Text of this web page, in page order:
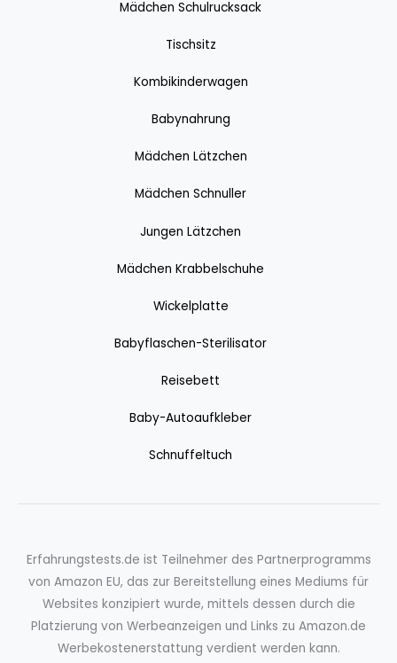
Mädchen Schulrucksack
Tischsitz
Kombikinderwagen
Babynahrung
Mädchen Lätzchen
Mädchen Schnuller
Jungen Lätzchen
Mädchen Krabbelschuhe
Wickelplatte
Babyflaschen-Sterilisator
Reisebett
Baby-Autoaufkleber
Schnuffeltuch
Erfahrungstests.de ist Teilnehmer des Partnerprogramms
von Amazon EU, das zur Bereitstellung eines Mediums für
Websites konzipiert wurde, mittels dessen durch die
Platzierung von Werbeanzeigen und Links zu Amazon.de
Werbekostenerstattung verdient werden kann.